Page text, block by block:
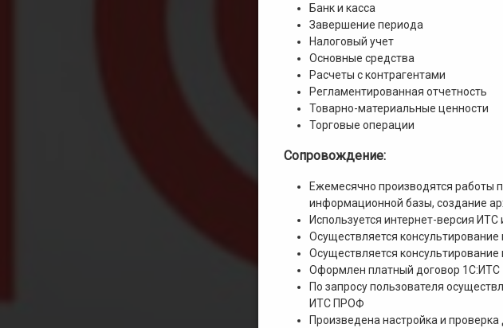
Банк и касса
Завершение периода
Налоговый учет
Основные средства
Расчеты с контрагентами
Регламентированная отчетность
Товарно-материальные ценности
Торговые операции
Сопровождение:
Ежемесячно производятся работы
информационной базы, создание
Используется интернет-версия
Осуществляется
Осуществляется
Оформлен платный договор 1С:ИТС
По запросу пользователя
ИТС ПРОФ
Произведена настройка и